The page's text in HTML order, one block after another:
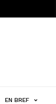
EN BREF